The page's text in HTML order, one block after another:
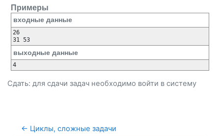
Примеры
входные данные
26
выходные данные
Сдать: для сдачи задач необходимо войти в систему
← Циклы, сложные задачи